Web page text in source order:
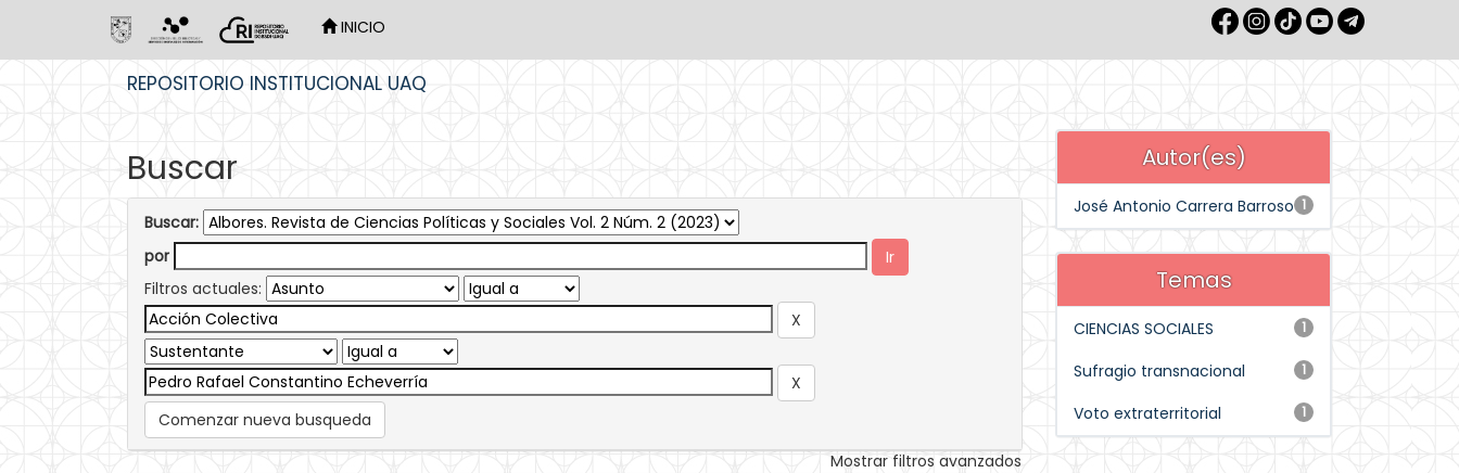
INICIO
REPOSITORIO INSTITUCIONAL UAQ
Buscar
Buscar:
por
Filtros actuales:
Comenzar nueva busqueda
Mostrar filtros avanzados
Autor(es)
1
José Antonio Carrera Barroso
Temas
1
CIENCIAS SOCIALES
1
Sufragio transnacional
1
Voto extraterritorial